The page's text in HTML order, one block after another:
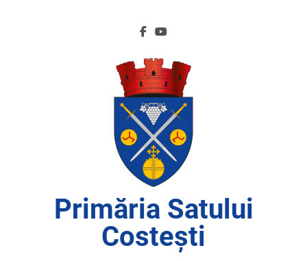
Primăria Satului
Costești